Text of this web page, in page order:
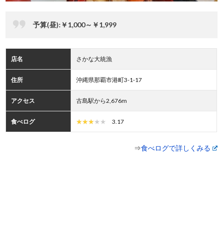
予算(昼):￥1,000～￥1,999
店名 さかな大統漁
住所 沖縄県那覇市港町3-1-17
アクセス 古島駅から2,676m
食べログ 3.17
⇒食べログで詳しくみる